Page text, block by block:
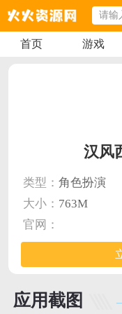
首页 游戏
汉风
类型： 角色扮演
大小： 763M
官网：
应用截图